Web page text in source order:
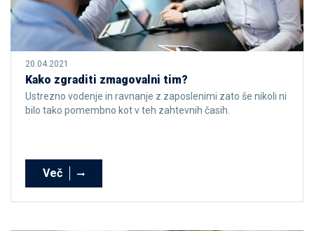
20.04.2021
Kako zgraditi zmagovalni tim?
Ustrezno vodenje in ravnanje z zaposlenimi zato še nikoli ni
bilo tako pomembno kot v teh zahtevnih časih.
Več